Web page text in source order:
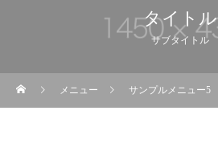
タイトル
サブタイトル
メニュー サンプルメニュー5